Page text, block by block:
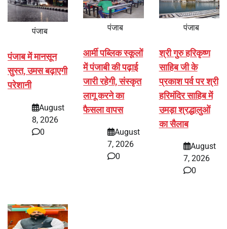
पंजाब
पंजाब में मानसून
सुस्त, उमस बढ़ाएगी
परेशानी
August
8, 2026
0
पंजाब
आर्मी पब्लिक स्कूलों
में पंजाबी की पढ़ाई
जारी रहेगी, संस्कृत
लागू करने का
फैसला वापस
August
7, 2026
0
पंजाब
श्री गुरु हरिकृष्ण
साहिब जी के
प्रकाश पर्व पर श्री
हरिमंदिर साहिब में
उमड़ा श्रद्धालुओं
का सैलाब
August
7, 2026
0